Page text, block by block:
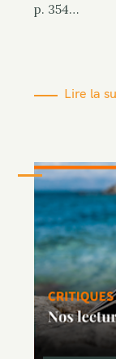
p. 354…
Lire la